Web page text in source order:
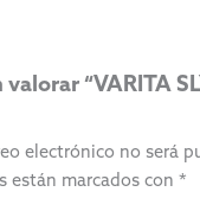
“VARITA
electrónico no será
están marcados con *